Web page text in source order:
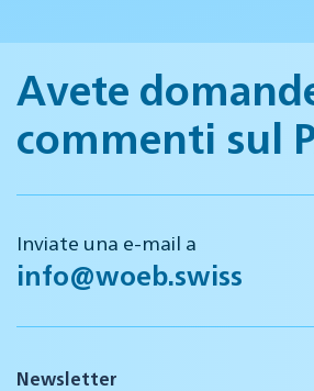
Avete
commenti sul
Inviate una e-mail a
info@woeb.swiss
Newsletter